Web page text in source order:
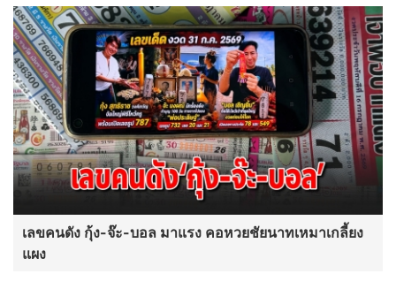
เลขคนดัง กุ้ง-จ๊ะ-บอล มาแรง คอหวยชัยนาทเหมาเกลี้ยง
แผง